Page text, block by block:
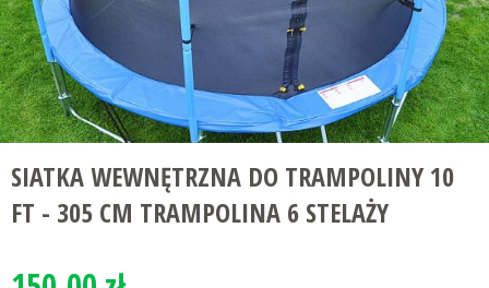
SIATKA WEWNĘTRZNA DO TRAMPOLINY 10
FT - 305 CM TRAMPOLINA 6 STELAŻY